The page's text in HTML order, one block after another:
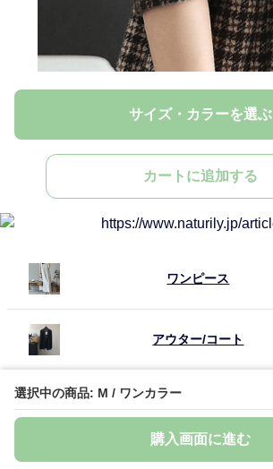
選択中の商品: M / ワンカラー
購入画面に進む
サイズ・カラーを選ぶ
カートに追加する
ワンピース
アウター/コート
パンツ